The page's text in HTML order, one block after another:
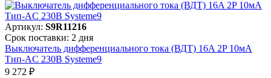
Артикул: S9R11216
Срок поставки: 2 дня
Выключатель дифференциального тока (ВДТ) 16A 2P 10мА
Тип-AC 230В Systeme9
9 272 ₽